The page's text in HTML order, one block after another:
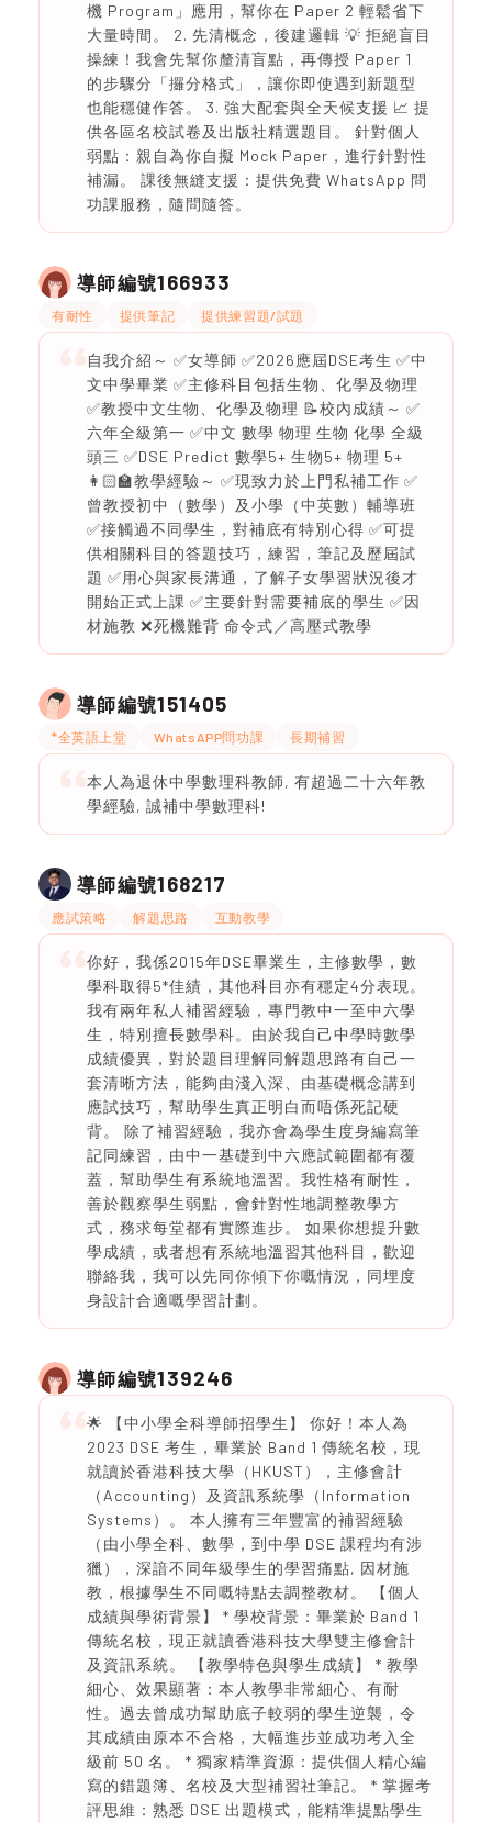
機 Program」應用，幫你在 Paper 2 輕鬆省下
大量時間。 2. 先清概念，後建邏輯 💡 拒絕盲目
操練！我會先幫你釐清盲點，再傳授 Paper 1
的步驟分「攞分格式」，讓你即使遇到新題型
也能穩健作答。 3. 強大配套與全天候支援 📈 提
供各區名校試卷及出版社精選題目。 針對個人
弱點：親自為你自擬 Mock Paper，進行針對性
補漏。 課後無縫支援：提供免費 WhatsApp 問
功課服務，隨問隨答。
導師編號166933
有耐性 提供筆記 提供練習題/試題
自我介紹～ ✅女導師 ✅2026應屆DSE考生 ✅中
文中學畢業 ✅主修科目包括生物、化學及物理
✅教授中文生物、化學及物理 📝校內成績～ ✅
六年全級第一 ✅中文 數學 物理 生物 化學 全級
頭三 ✅DSE Predict 數學5+ 生物5+ 物理 5+
👩🏻‍🏫教學經驗～ ✅現致力於上門私補工作 ✅
曾教授初中（數學）及小學（中英數）輔導班
✅接觸過不同學生，對補底有特別心得 ✅可提
供相關科目的答題技巧，練習，筆記及歷屆試
題 ✅用心與家長溝通，了解子女學習狀況後才
開始正式上課 ✅主要針對需要補底的學生 ✅因
材施教 ❌死機難背 命令式／高壓式教學
導師編號151405
*全英語上堂 WhatsAPP問功課 長期補習
本人為退休中學數理科教師, 有超過二十六年教
學經驗, 誠補中學數理科!
導師編號168217
應試策略 解題思路 互動教學
你好，我係2015年DSE畢業生，主修數學，數
學科取得5*佳績，其他科目亦有穩定4分表現。
我有兩年私人補習經驗，專門教中一至中六學
生，特別擅長數學科。由於我自己中學時數學
成績優異，對於題目理解同解題思路有自己一
套清晰方法，能夠由淺入深、由基礎概念講到
應試技巧，幫助學生真正明白而唔係死記硬
背。 除了補習經驗，我亦會為學生度身編寫筆
記同練習，由中一基礎到中六應試範圍都有覆
蓋，幫助學生有系統地溫習。我性格有耐性，
善於觀察學生弱點，會針對性地調整教學方
式，務求每堂都有實際進步。 如果你想提升數
學成績，或者想有系統地溫習其他科目，歡迎
聯絡我，我可以先同你傾下你嘅情況，同埋度
身設計合適嘅學習計劃。
導師編號139246
🌟 【中小學全科導師招學生】 你好！本人為
2023 DSE 考生，畢業於 Band 1 傳統名校，現
就讀於香港科技大學（HKUST），主修會計
（Accounting）及資訊系統學（Information
Systems）。 本人擁有三年豐富的補習經驗
（由小學全科、數學，到中學 DSE 課程均有涉
獵），深諳不同年級學生的學習痛點, 因材施
教，根據學生不同嘅特點去調整教材。 【個人
成績與學術背景】 * 學校背景：畢業於 Band 1
傳統名校，現正就讀香港科技大學雙主修會計
及資訊系統。 【教學特色與學生成績】 * 教學
細心、效果顯著：本人教學非常細心、有耐
性。過去曾成功幫助底子較弱的學生逆襲，令
其成績由原本不合格，大幅進步並成功考入全
級前 50 名。 * 獨家精準資源：提供個人精心編
寫的錯題簿、名校及大型補習社筆記。 * 掌握考
評思維：熟悉 DSE 出題模式，能精準提點學生